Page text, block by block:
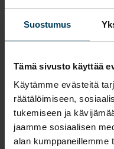
Suostumus
Tämä sivusto käyttää
Käytämme evästeitä
räätälöimiseen,
tukemiseen ja
jaamme sosiaalisen
alan kumppaneillemme
Is
leave